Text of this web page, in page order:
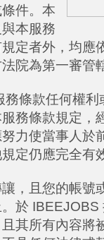
件。本
本服務
定者外，均應
院為第一審管
條款任何權
務條款規定，
力使當事人於
定仍應完全有
，且您的帳號
於 IBEEJOBS
其所有內容將